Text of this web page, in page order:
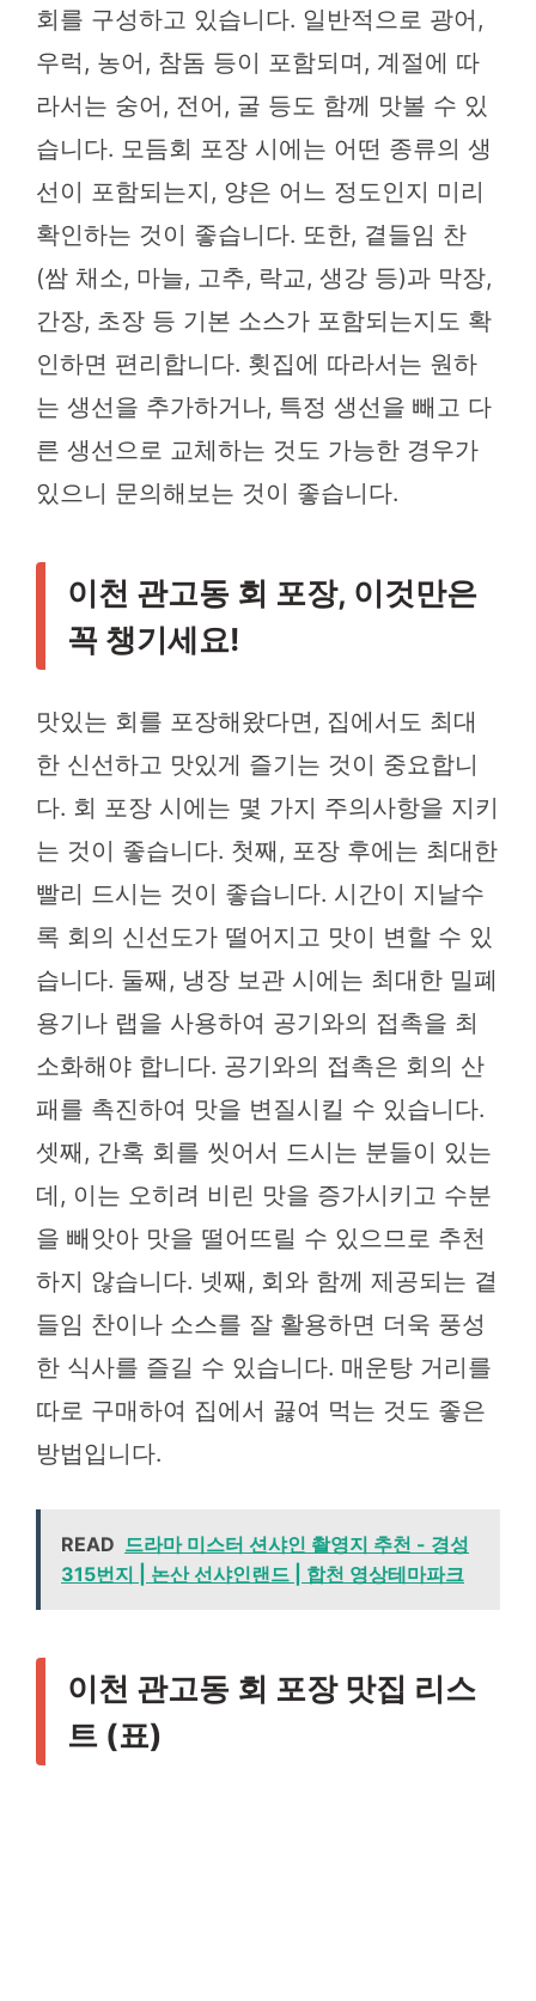
회를 구성하고 있습니다. 일반적으로 광어,
우럭, 농어, 참돔 등이 포함되며, 계절에 따
라서는 숭어, 전어, 굴 등도 함께 맛볼 수 있
습니다. 모듬회 포장 시에는 어떤 종류의 생
선이 포함되는지, 양은 어느 정도인지 미리
확인하는 것이 좋습니다. 또한, 곁들임 찬
(쌈 채소, 마늘, 고추, 락교, 생강 등)과 막장,
간장, 초장 등 기본 소스가 포함되는지도 확
인하면 편리합니다. 횟집에 따라서는 원하
는 생선을 추가하거나, 특정 생선을 빼고 다
른 생선으로 교체하는 것도 가능한 경우가
있으니 문의해보는 것이 좋습니다.
이천 관고동 회 포장, 이것만은
꼭 챙기세요!
맛있는 회를 포장해왔다면, 집에서도 최대
한 신선하고 맛있게 즐기는 것이 중요합니
다. 회 포장 시에는 몇 가지 주의사항을 지키
는 것이 좋습니다. 첫째, 포장 후에는 최대한
빨리 드시는 것이 좋습니다. 시간이 지날수
록 회의 신선도가 떨어지고 맛이 변할 수 있
습니다. 둘째, 냉장 보관 시에는 최대한 밀폐
용기나 랩을 사용하여 공기와의 접촉을 최
소화해야 합니다. 공기와의 접촉은 회의 산
패를 촉진하여 맛을 변질시킬 수 있습니다.
셋째, 간혹 회를 씻어서 드시는 분들이 있는
데, 이는 오히려 비린 맛을 증가시키고 수분
을 빼앗아 맛을 떨어뜨릴 수 있으므로 추천
하지 않습니다. 넷째, 회와 함께 제공되는 곁
들임 찬이나 소스를 잘 활용하면 더욱 풍성
한 식사를 즐길 수 있습니다. 매운탕 거리를
따로 구매하여 집에서 끓여 먹는 것도 좋은
방법입니다.
READ 드라마 미스터 션샤인 촬영지 추천 - 경성
315번지 | 논산 선샤인랜드 | 합천 영상테마파크
이천 관고동 회 포장 맛집 리스
트 (표)